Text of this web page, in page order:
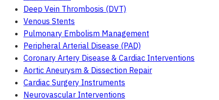
Deep Vein Thrombosis (DVT)
Venous Stents
Pulmonary Embolism Management
Peripheral Arterial Disease (PAD)
Coronary Artery Disease & Cardiac Interventions
Aortic Aneurysm & Dissection Repair
Cardiac Surgery Instruments
Neurovascular Interventions